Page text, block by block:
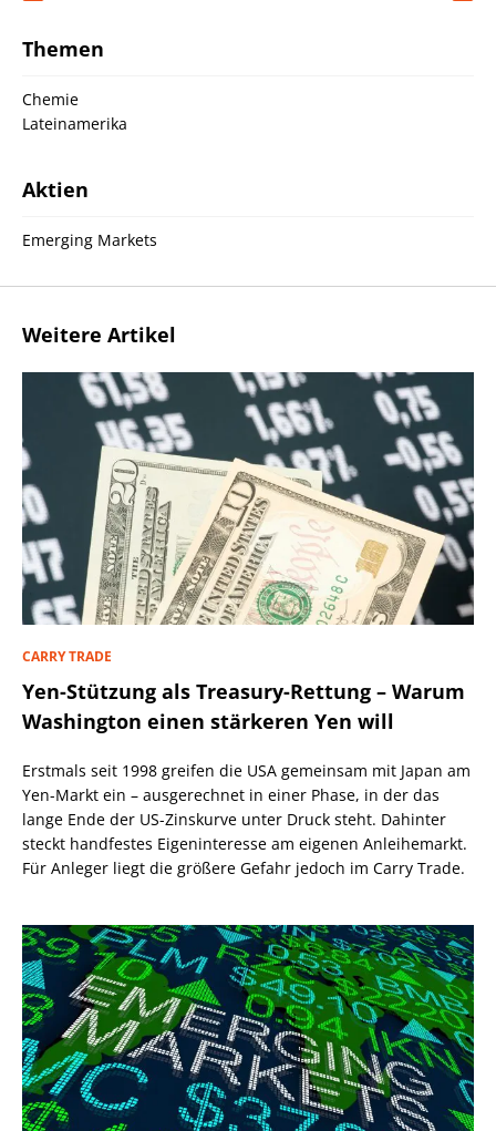
Themen
Chemie
Lateinamerika
Aktien
Emerging Markets
Weitere Artikel
CARRY TRADE
Yen-Stützung als Treasury-Rettung – Warum
Washington einen stärkeren Yen will
Erstmals seit 1998 greifen die USA gemeinsam mit Japan am
Yen-Markt ein – ausgerechnet in einer Phase, in der das
lange Ende der US-Zinskurve unter Druck steht. Dahinter
steckt handfestes Eigeninteresse am eigenen Anleihemarkt.
Für Anleger liegt die größere Gefahr jedoch im Carry Trade.